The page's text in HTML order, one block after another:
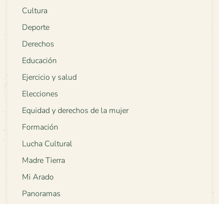
Cultura
Deporte
Derechos
Educación
Ejercicio y salud
Elecciones
Equidad y derechos de la mujer
Formación
Lucha Cultural
Madre Tierra
Mi Arado
Panoramas